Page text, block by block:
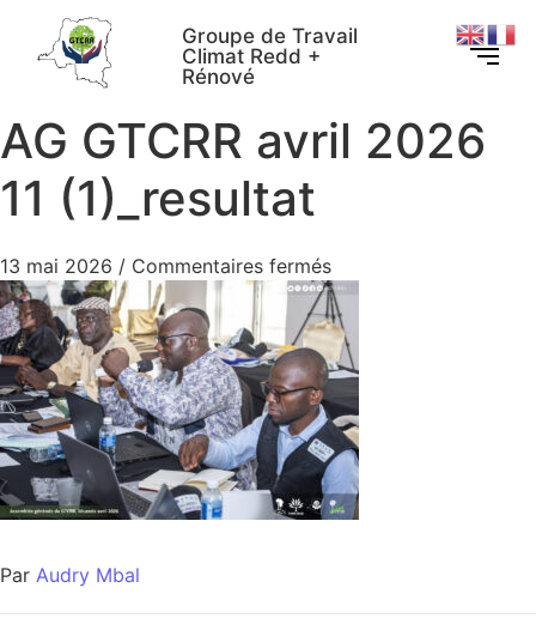
Groupe de Travail
Climat Redd +
Rénové
AG GTCRR avril 2026
11 (1)_resultat
13 mai 2026 / Commentaires fermés
Par Audry Mbal